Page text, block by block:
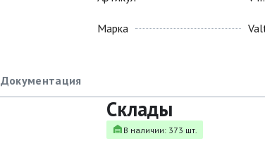
Марка
Документация
Склады
В наличии: 373 шт.